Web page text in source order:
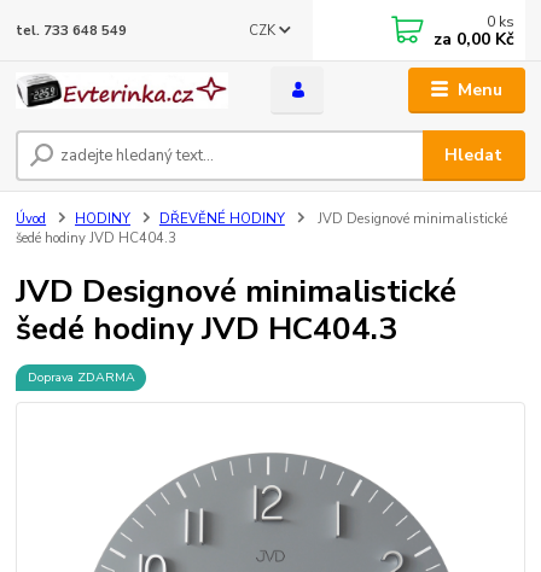
Menu
CZK
Hledat
tel. 733 648 549 0 ks
za 0,00 Kč
Úvod HODINY DŘEVĚNÉ HODINY
JVD Designové minimalistické
šedé hodiny JVD HC404.3
JVD Designové minimalistické
šedé hodiny JVD HC404.3
Doprava ZDARMA